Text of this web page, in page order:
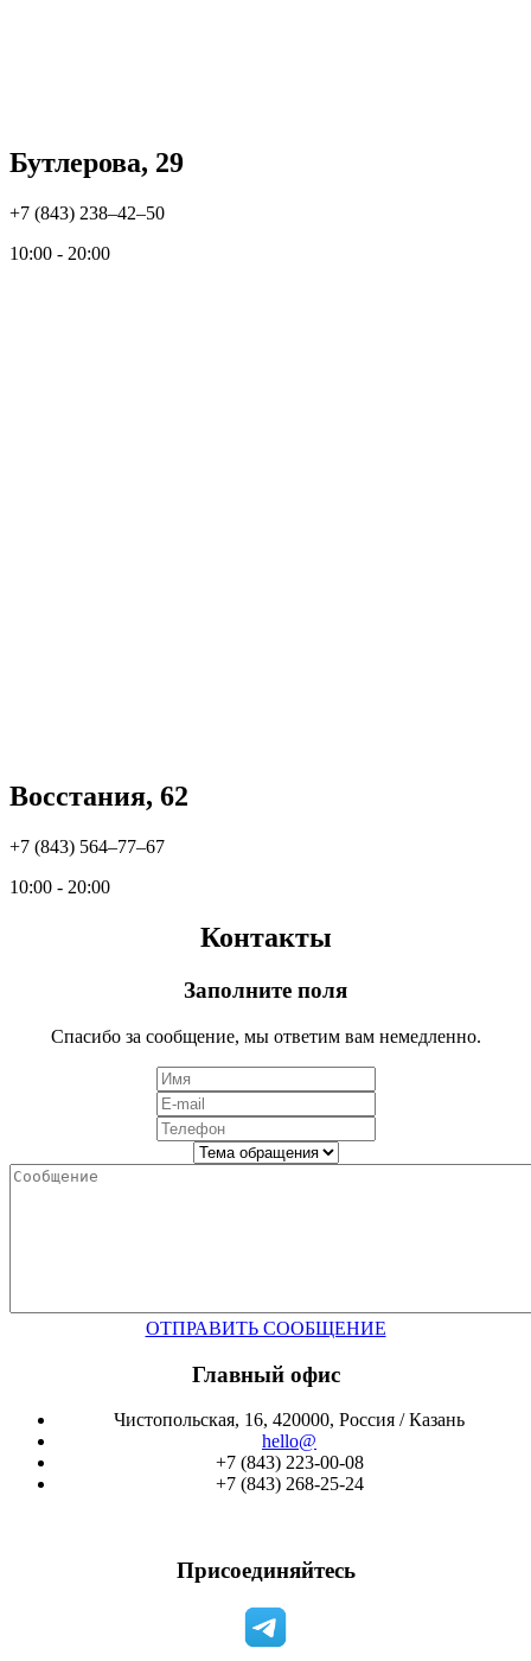
Бутлерова, 29
+7 (843) 238‒42‒50
10:00 - 20:00
Восстания, 62
+7 (843) 564‒77‒67
10:00 - 20:00
Контакты
Заполните поля
Спасибо за сообщение, мы ответим вам немедленно.
ОТПРАВИТЬ СООБЩЕНИЕ
Главный офис
Чистопольская, 16, 420000, Россия / Казань
hello@
+7 (843) 223-00-08
+7 (843) 268-25-24
Присоединяйтесь